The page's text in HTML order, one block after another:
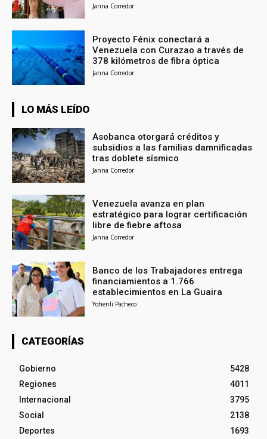
Janna Corredor
Proyecto Fénix conectará a
Venezuela con Curazao a través de
378 kilómetros de fibra óptica
Janna Corredor
LO MÁS LEÍDO
Asobanca otorgará créditos y
subsidios a las familias damnificadas
tras doblete sísmico
Janna Corredor
Venezuela avanza en plan
estratégico para lograr certificación
libre de fiebre aftosa
Janna Corredor
Banco de los Trabajadores entrega
financiamientos a 1.766
establecimientos en La Guaira
Yohenli Pacheco
CATEGORÍAS
Gobierno
5428
Regiones
4011
Internacional
3795
Social
2138
Deportes
1693